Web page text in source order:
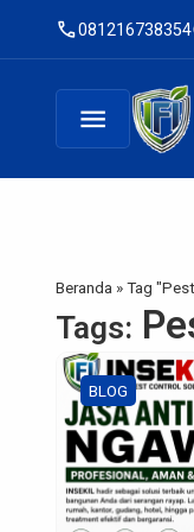
call081216738354
menu
Beranda »Tag
Tags:
BLOG